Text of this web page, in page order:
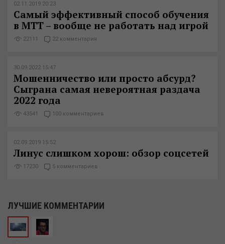
02.11.2019 20:23
Самый эффективный способ обучения
в МТТ – вообще не работать над игрой
22111 22 комментария
30.09.2022 15:47
Мошенничество или просто абсурд?
Сыграна самая невероятная раздача
2022 года
43541 100 комментариев
02.09.2019 15:52
Линус слишком хорош: обзор соцсетей
17230 5 комментариев
ЛУЧШИЕ КОММЕНТАРИИ